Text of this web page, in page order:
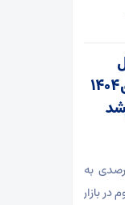
امروز پنجشنبه ۱۸ دی ۱۴۰۴
۱۸ دی ۱۴۰۴، بیت‌کوین با کاهش ۰.۱۴ درصدی به
در بازار